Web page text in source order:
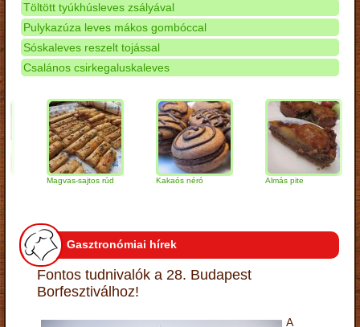
Töltött tyúkhúsleves zsályával
Pulykazúza leves mákos gombóccal
Sóskaleves reszelt tojással
Csalános csirkegaluskaleves
Magvas-sajtos rúd Kakaós néró Almás pite
Gasztronómiai hírek
Fontos tudnivalók a 28. Budapest
Borfesztiválhoz!
A